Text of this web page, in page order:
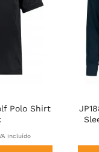
Polo Shirt
incluído